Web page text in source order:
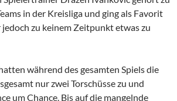
in der Kreisliga und ging als Favorit
jedoch zu keinem Zeitpunkt etwas zu
während des gesamten Spiels die
nur zwei Torschüsse zu und
um Chance. Bis auf die mangelnde